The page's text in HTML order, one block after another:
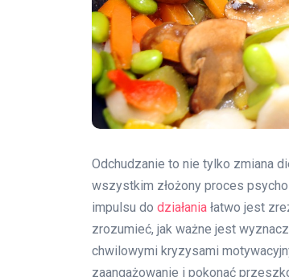
Odchudzanie to nie tylko zmiana
wszystkim złożony proces
impulsu do działania łatwo jest
zrozumieć, jak ważne jest
chwilowymi kryzysami
zaangażowanie i pokonać